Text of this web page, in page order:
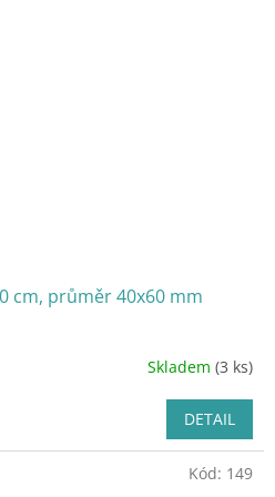
cm, průměr 40x60 mm
Skladem (3 ks)
DETAIL
Kód: 149